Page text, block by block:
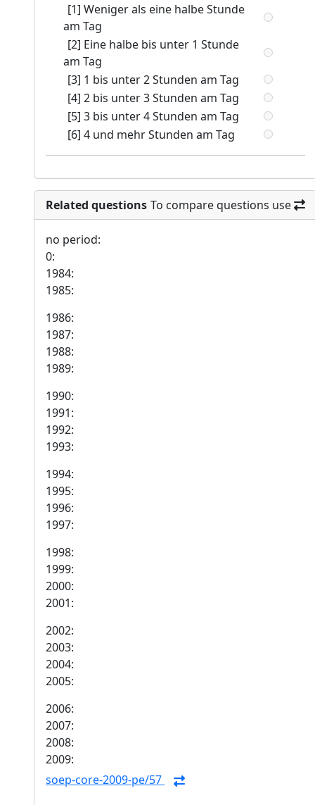
[1] Weniger als eine halbe Stunde
am Tag
[2] Eine halbe bis unter 1 Stunde
am Tag
[3] 1 bis unter 2 Stunden am Tag
[4] 2 bis unter 3 Stunden am Tag
[5] 3 bis unter 4 Stunden am Tag
[6] 4 und mehr Stunden am Tag
Related questions To compare questions use
no period:
0:
1984:
1985:
1986:
1987:
1988:
1989:
1990:
1991:
1992:
1993:
1994:
1995:
1996:
1997:
1998:
1999:
2000:
2001:
2002:
2003:
2004:
2005:
2006:
2007:
2008:
2009:
soep-core-2009-pe/57